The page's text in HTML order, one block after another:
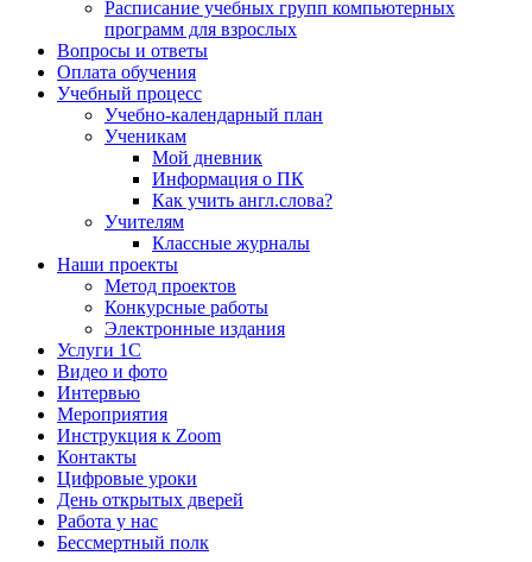
Расписание учебных групп компьютерных
программ для взрослых
Вопросы и ответы
Оплата обучения
Учебный процесс
Учебно-календарный план
Ученикам
Мой дневник
Информация о ПК
Как учить англ.слова?
Учителям
Классные журналы
Наши проекты
Метод проектов
Конкурсные работы
Электронные издания
Услуги 1C
Видео и фото
Интервью
Мероприятия
Инструкция к Zoom
Контакты
Цифровые уроки
День открытых дверей
Работа у нас
Бессмертный полк